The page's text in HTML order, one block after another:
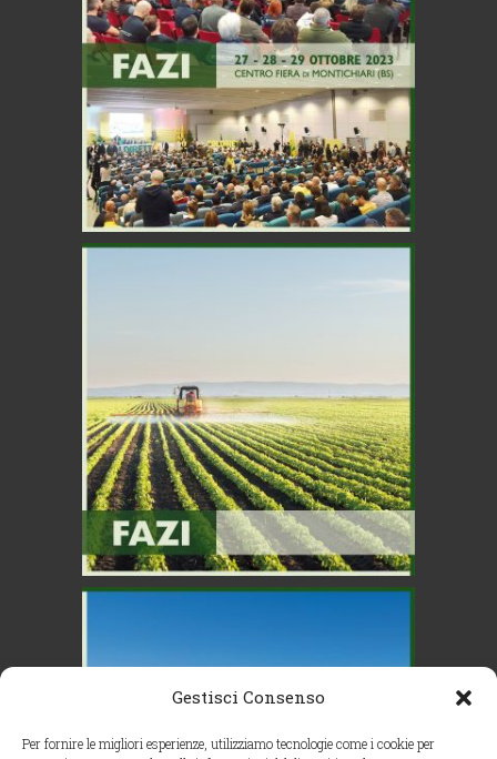
Gestisci Consenso
Per fornire le migliori esperienze, utilizziamo tecnologie come i cookie per